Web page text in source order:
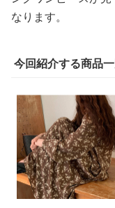
なります。
今回紹介する商品